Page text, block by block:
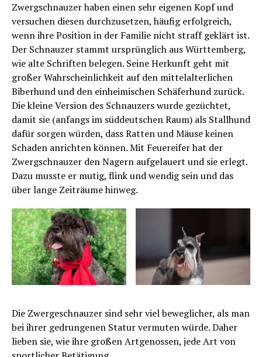
Zwergschnauzer haben einen sehr eigenen Kopf und
versuchen diesen durchzusetzen, häufig erfolgreich,
wenn ihre Position in der Familie nicht straff geklärt ist.
Der Schnauzer stammt ursprünglich aus Württemberg,
wie alte Schriften belegen. Seine Herkunft geht mit
großer Wahrscheinlichkeit auf den mittelalterlichen
Biberhund und den einheimischen Schäferhund zurück.
Die kleine Version des Schnauzers wurde gezüchtet,
damit sie (anfangs im süddeutschen Raum) als Stallhund
dafür sorgen würden, dass Ratten und Mäuse keinen
Schaden anrichten können. Mit Feuereifer hat der
Zwergschnauzer den Nagern aufgelauert und sie erlegt.
Dazu musste er mutig, flink und wendig sein und das
über lange Zeiträume hinweg.
Die Zwergeschnauzer sind sehr viel beweglicher, als man
bei ihrer gedrungenen Statur vermuten würde. Daher
lieben sie, wie ihre großen Artgenossen, jede Art von